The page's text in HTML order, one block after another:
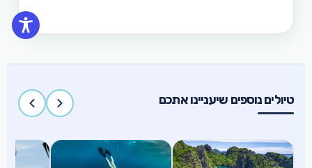
השביעי של הטבע״ והאתר המכונה ״הפלא השמיני של
העולם״
טיולים נוספים שיעניינו אתכם